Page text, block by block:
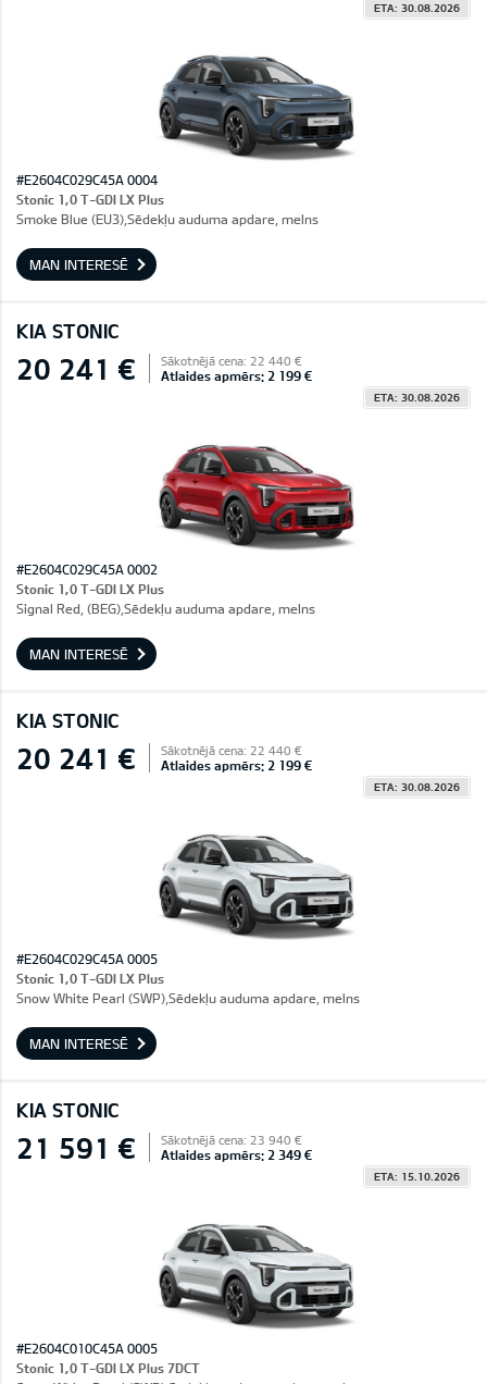
ETA: 30.08.2026
#E2604C029C45A 0004
Stonic 1,0 T-GDI LX Plus
Smoke Blue (EU3),Sēdekļu auduma apdare, melns
MAN INTERESĒ
KIA STONIC
20 241 € Sākotnējā cena: 22 440 €
Atlaides apmērs: 2 199 €
ETA: 30.08.2026
#E2604C029C45A 0002
Stonic 1,0 T-GDI LX Plus
Signal Red, (BEG),Sēdekļu auduma apdare, melns
MAN INTERESĒ
KIA STONIC
20 241 € Sākotnējā cena: 22 440 €
Atlaides apmērs: 2 199 €
ETA: 30.08.2026
#E2604C029C45A 0005
Stonic 1,0 T-GDI LX Plus
Snow White Pearl (SWP),Sēdekļu auduma apdare, melns
MAN INTERESĒ
KIA STONIC
21 591 € Sākotnējā cena: 23 940 €
Atlaides apmērs: 2 349 €
ETA: 15.10.2026
#E2604C010C45A 0005
Stonic 1,0 T-GDI LX Plus 7DCT